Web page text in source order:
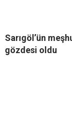
Sarıgöl’ün
gözdesi oldu